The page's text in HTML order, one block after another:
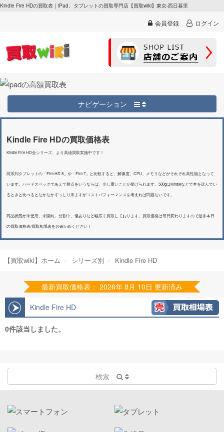
Kindle Fire HDの買取表｜iPad、タブレットの買取専門店【買取wiki】東京-西日暮里
会員登録 ログイン
ナビゲーション
Kindle Fire HDの買取価格表
Kindle Fire HD全シリーズ、より高値買取実施中です！
同系列タブレットの「Fire HD 8」や「Fire 7」と比較すると、解像度、CPU、メモリなどがそれぞれ高性能となって
います。ハードスペックであえて難点をいうならば、少し重いことが挙げられます。500gはKindleなどで本を読んでい
るときと比べるとなかなかずっしり来ますがコストパフォーマンスを考えれば問題ないです。
商品状態が未使用、未開封、分割中、傷ありなど幅広く買取しております。買取価格は毎日変わりますので是非本日
の買取価格表/買取相場表をお確かめください！
【買取wiki】ホーム シリーズ別 Kindle Fire HD
最新買取価格表： 2026年 8月 10日 更新済み
Kindle Fire HD
0件該当しました。
検索